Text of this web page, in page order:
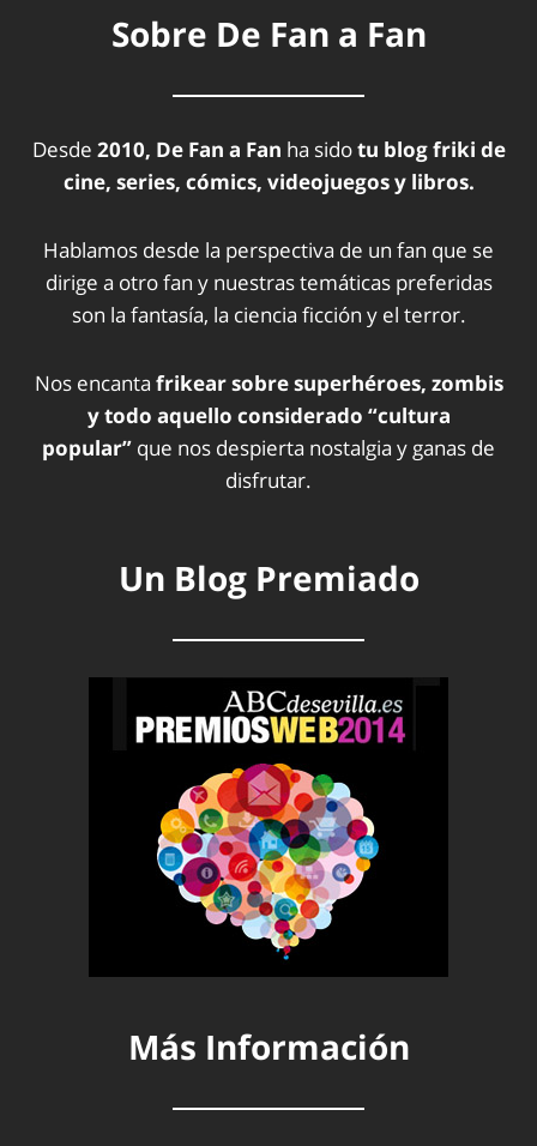
Sobre De Fan a Fan
Desde 2010, De Fan a Fan ha sidotu blog friki de
cine, series, cómics, videojuegos y libros.
Hablamos desde la perspectiva de un fan que se
dirige a otro fan y nuestras temáticas preferidas
son la fantasía, la ciencia ficción y el terror.
Nos encanta frikear sobre superhéroes, zombis
y todo aquello considerado “cultura
popular” que nos despierta nostalgia y ganas de
disfrutar.
Un Blog Premiado
Más Información